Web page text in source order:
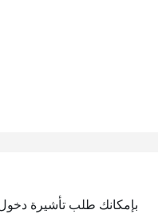
بإمكانك طلب تأشيرة